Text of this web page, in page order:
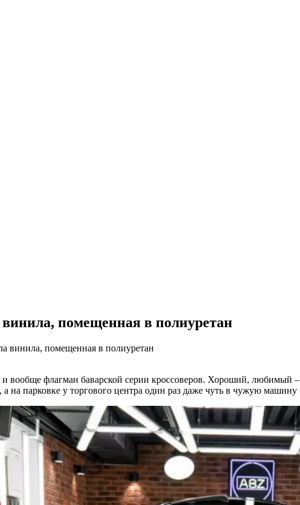
помещенная в полиуретан
винила, помещенная в полиуретан
вообще флагман баварской серии кроссоверов. Хороший, любимый
на парковке у торгового центра один раз даже чуть в чужую машину